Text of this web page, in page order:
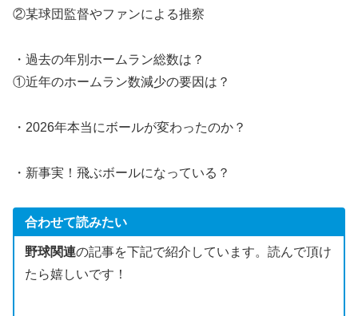
②某球団監督やファンによる推察
・過去の年別ホームラン総数は？
①近年のホームラン数減少の要因は？
・2026年本当にボールが変わったのか？
・新事実！飛ぶボールになっている？
合わせて読みたい
野球関連の記事を下記で紹介しています。読んで頂け
たら嬉しいです！